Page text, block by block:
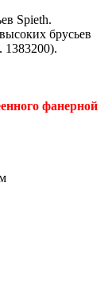
Spieth.
брусьев
1383200).
фанерной